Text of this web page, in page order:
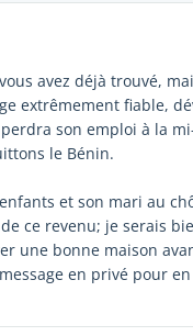
avez déjà trouvé,
extrêmement fiable,
son emploi à la
le Bénin.
et son mari au
ce revenu; je serais
une bonne maison
en privé pour